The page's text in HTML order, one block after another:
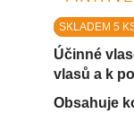
SKLADEM 5
Účinné
vlasů a k
Obsahuje